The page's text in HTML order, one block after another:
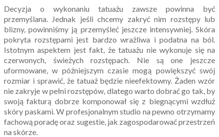
Decyzja o wykonaniu tatuażu zawsze powinna być
przemyślana. Jednak jeśli chcemy zakryć nim rozstępy lub
blizny, powinniśmy ją przemyśleć jeszcze intensywniej. Skóra
pokryta rozstępami jest bardzo wrażliwa i podatna na ból.
Istotnym aspektem jest fakt, że tatuażu nie wykonuje się na
czerwonych, świeżych rozstępach. Nie są one jeszcze
uformowane, w późniejszym czasie mogą powiększyć swój
rozmiar i sprawić, że tatuaż będzie nieefektowny. Żaden wzór
nie zakryje w pełni rozstępów, dlatego warto dobrać go tak, by
swoją fakturą dobrze komponował się z biegnącymi wzdłuż
skóry paskami. W profesjonalnym studio na pewno otrzymamy
fachową poradę oraz sugestie, jak zagospodarować przestrzeń
na skórze.